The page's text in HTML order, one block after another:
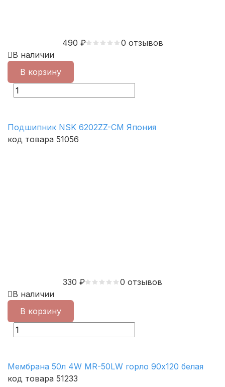
490 ₽
0 отзывов
В наличии
В корзину
Подшипник NSK 6202ZZ-CM Япония
код товара 51056
330 ₽
0 отзывов
В наличии
В корзину
Мембрана 50л 4W MR-50LW горло 90х120 белая
код товара 51233